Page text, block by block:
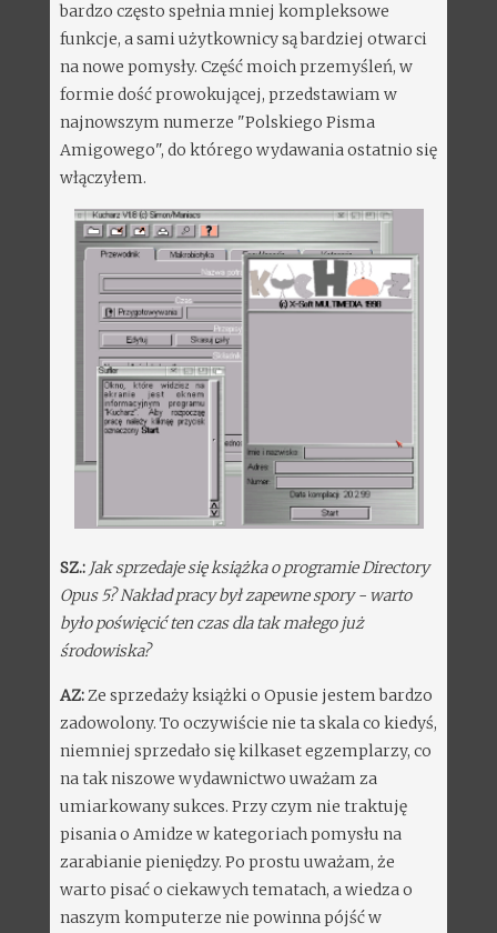
bardzo często spełnia mniej kompleksowe
funkcje, a sami użytkownicy są bardziej otwarci
na nowe pomysły. Część moich przemyśleń, w
formie dość prowokującej, przedstawiam w
najnowszym numerze "Polskiego Pisma
Amigowego", do którego wydawania ostatnio się
włączyłem.
SZ.: Jak sprzedaje się książka o programie Directory
Opus 5? Nakład pracy był zapewne spory - warto
było poświęcić ten czas dla tak małego już
środowiska?
AZ:Ze sprzedaży książki o Opusie jestem bardzo
zadowolony. To oczywiście nie ta skala co kiedyś,
niemniej sprzedało się kilkaset egzemplarzy, co
na tak niszowe wydawnictwo uważam za
umiarkowany sukces. Przy czym nie traktuję
pisania o Amidze w kategoriach pomysłu na
zarabianie pieniędzy. Po prostu uważam, że
warto pisać o ciekawych tematach, a wiedza o
naszym komputerze nie powinna pójść w